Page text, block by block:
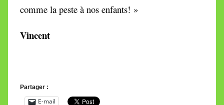
comme la peste à nos enfants! »
Vincent
Partager :
E-mail